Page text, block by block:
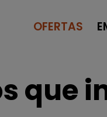
OFERTAS
que